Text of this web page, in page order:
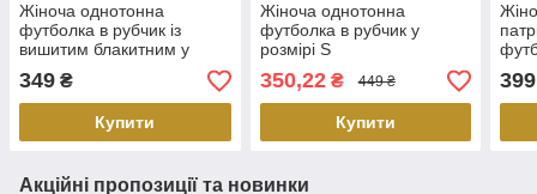
Жіноча однотонна
футболка в рубчик із
вишитим блакитним у
розмірі S
349 ₴
Купити
Жіноча однотонна
футболка в рубчик у
розмірі S
350,22₴ 449 ₴
Купити
399
Акційні пропозиції та новинки